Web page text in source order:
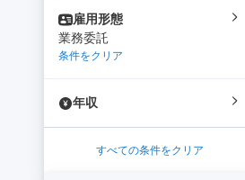
雇用形態
業務委託
条件をクリア
年収
すべての条件をクリア